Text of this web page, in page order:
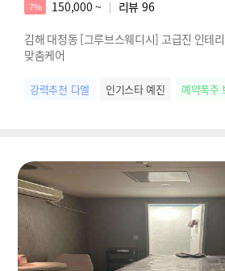
7% 150,000 ~ 리뷰 96
김해 대청동 [그루브스웨디시] 고급진 인테
맞춤케어
강력추천 다엘 인기스타 예진 예약폭주